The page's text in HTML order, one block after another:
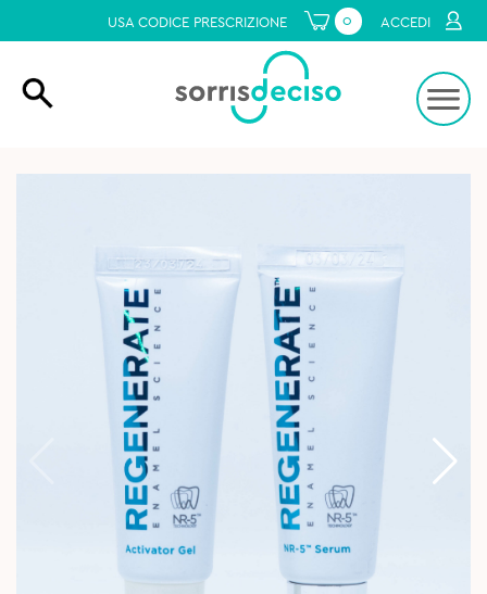
USA CODICE PRESCRIZIONE 0 ACCEDI